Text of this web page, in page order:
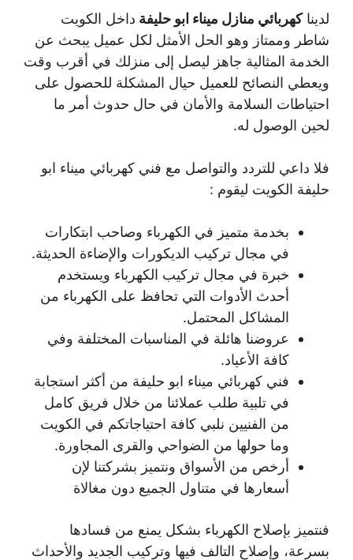
لديناكهربائي منازل ميناء ابو حليفة داخل الكويت
شاطر وممتاز وهو الحل الأمثل لكل عميل يبحث عن
الخدمة المثالية جاهز ليصل إلى منزلك في أقرب وقت
ويعطي النصائح للعميل حيال المشكلة للحصول على
احتياطات السلامة والأمان في حال حدوث أمر ما
لحين الوصول له.
فلا داعي للتردد والتواصل مع فني كهربائي ميناء ابو
حليفة الكويت ليقوم :
بخدمة متميز في الكهرباء وصاحب ابتكارات
في مجال تركيب الديكورات والإضاءة الحديثة.
خبرة في مجال تركيب الكهرباء ويستخدم
أحدث الأدوات التي تحافظ على الكهرباء من
المشاكل المحتمل.
عروضنا هائلة في المناسبات المختلفة وفي
كافة الأعياد.
فني كهربائي ميناء ابو حليفة من أكثر استجابة
في تلبية طلب عملائنا من خلال فريق كامل
من الفنيين نلبي كافة احتياجاتكم في الكويت
وما حولها من الضواحي والقرى المجاورة.
أرخص من الأسواق ونتميز بشركتنا لإن
أسعارها في متناول الجميع دون مغالاة
فنتميز بإصلاح الكهرباء بشكل يمنع من فسادها
بسرعة، وإصلاح التالف فيها وتركيب الجديد والأحداث